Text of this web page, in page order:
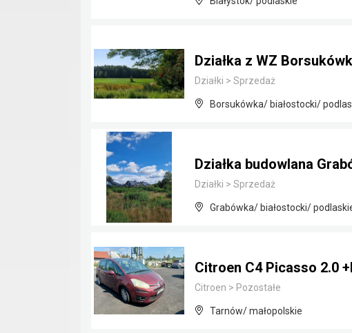
Działka z WZ
Działki > Sprzedaż
Borsukówka/ białostocki/
Działka budowlana
Działki > Sprzedaż
Grabówka/ białostocki/
Citroen C4 Picasso 2.0
Citroen > Pozostałe
Tarnów/ małopolskie